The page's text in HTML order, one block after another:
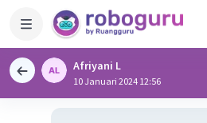
Afriyani L
10 Januari 2024 12:56